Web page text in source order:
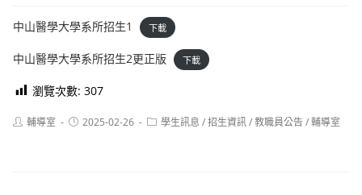
中山醫學大學系所招生1 下載
中山醫學大學系所招生2更正版 下載
瀏覽次數: 307
Post輔導室
Post2025-02-26
Post學生訊息 /招生資訊/教職員公告/輔導室